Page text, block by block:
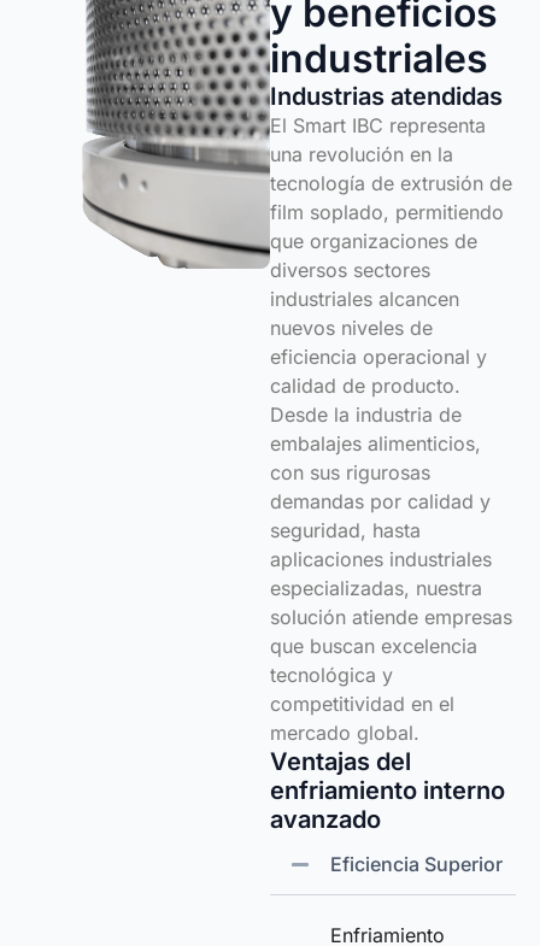
y beneficios
industriales
Industrias atendidas
El Smart IBC representa
una revolución en la
tecnología de extrusión de
film soplado, permitiendo
que organizaciones de
diversos sectores
industriales alcancen
nuevos niveles de
eficiencia operacional y
calidad de producto.
Desde la industria de
embalajes alimenticios,
con sus rigurosas
demandas por calidad y
seguridad, hasta
aplicaciones industriales
especializadas, nuestra
solución atiende empresas
que buscan excelencia
tecnológica y
competitividad en el
mercado global.
Ventajas del
enfriamiento interno
avanzado
Eficiencia Superior
Enfriamiento